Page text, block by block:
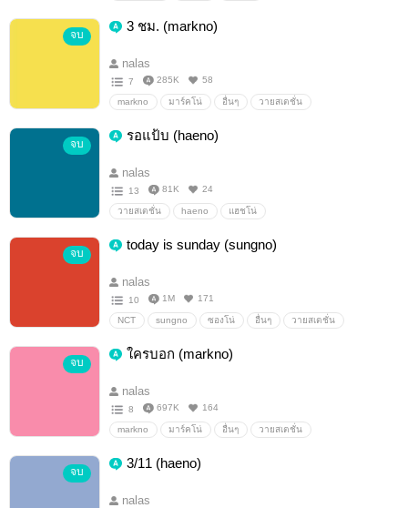
จบ
3 ชม. (markno)
nalas
7 285K 58
markno มาร์คโน่ อื่นๆ วายสเตชั่น
จบ
รอแป้บ (haeno)
nalas
13 81K 24
วายสเตชั่น haeno แฮชโน่
จบ
today is sunday (sungno)
nalas
10 1M 171
NCT sungno ซองโน่ อื่นๆ วายสเตชั่น
จบ
ใครบอก (markno)
nalas
8 697K 164
markno มาร์คโน่ อื่นๆ วายสเตชั่น
จบ
3/11 (haeno)
nalas